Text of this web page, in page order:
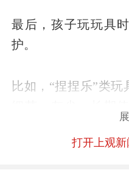
最后，孩子玩玩具
护。
比如，“捏捏乐”类
所以，家长要做好
打开上观新